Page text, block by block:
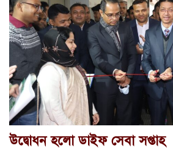
উদ্বোধন হলো ডাইফ সেবা সপ্তাহ